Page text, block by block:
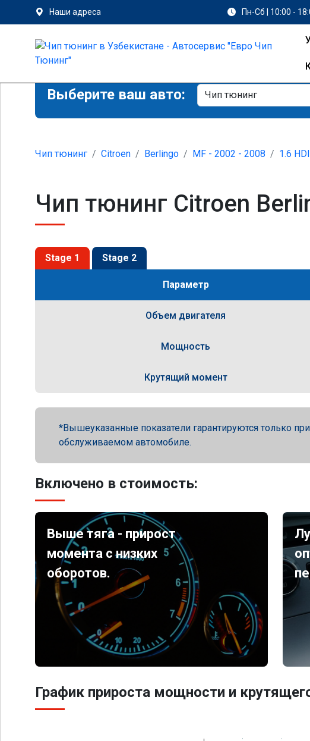
Наши адреса Пн-Сб | 10:00 -
Выберите ваш авто:
Чип тюнинг Citroen Berlingo MF - 2002 - 2008 1.6 HDI
Чип тюнинг Citroen
Stage 1 Stage 2
Параметр
Объем двигателя
Мощность
Крутящий момент
Вышеуказанные показатели гарантируются только
обслуживаемом автомобиле.
Включено в стоимость:
Выше тяга - прирост
момента с низких
оборотов.
График прироста мощности и